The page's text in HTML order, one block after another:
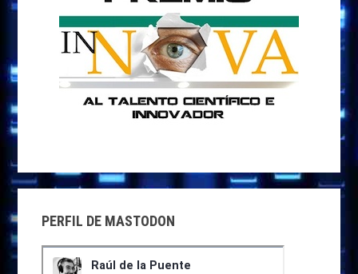
PERFIL DE MASTODON